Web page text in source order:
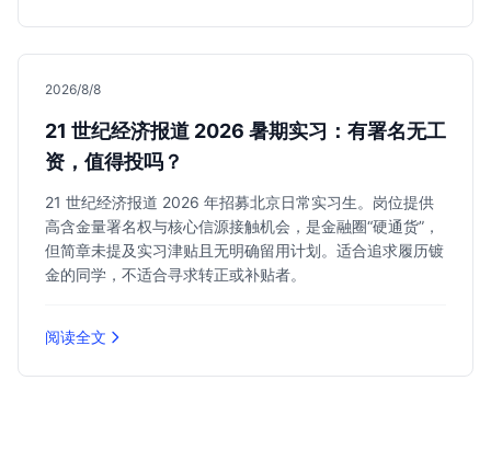
2026/8/8
21 世纪经济报道 2026 暑期实习：有署名无工
资，值得投吗？
21 世纪经济报道 2026 年招募北京日常实习生。岗位提供
高含金量署名权与核心信源接触机会，是金融圈“硬通货”，
但简章未提及实习津贴且无明确留用计划。适合追求履历镀
金的同学，不适合寻求转正或补贴者。
阅读全文